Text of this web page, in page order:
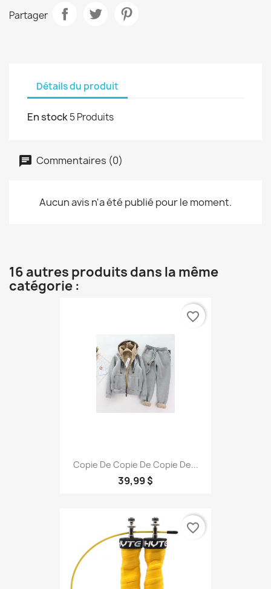
Partager
Détails du produit
En stock5 Produits
Commentaires (0)
Aucun avis n'a été publié pour le moment.
16 autres produits dans la même
catégorie :
Copie De Copie De Copie De...
39,99 $
favorite_border
favorite_border